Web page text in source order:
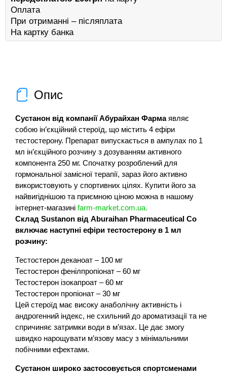
Оплата
При отриманні – післяплата
На картку банка
Опис
Сустанон від компанії Абурайхан Фармаявляє
собою ін’єкційний стероїд, що містить 4 ефіри
тестостерону. Препарат випускається в ампулах по 1
мл ін’єкційного розчину з дозуванням активного
компонента 250 мг. Спочатку розроблений для
гормональної замісної терапії, зараз його активно
використовують у спортивних цілях. Купити його за
найвигіднішою та приємною ціною можна в нашому
інтернет-магазині farm-market.com.ua.
Склад Sustanon від Aburaihan Pharmaceutical Co
включає наступні ефіри тестостерону в 1 мл
розчину:
Тестостерон деканоат – 100 мг
Тестостерон фенілпропіонат – 60 мг
Тестостерон ізокапроат – 60 мг
Тестостерон пропіонат – 30 мг
Цей стероїд має високу анаболічну активність і
андрогенний індекс, не схильний до ароматизації та не
спричиняє затримки води в м’язах. Це дає змогу
швидко нарощувати м’язову масу з мінімальними
побічними ефектами.
Сустанон широко застосовується спортсменами